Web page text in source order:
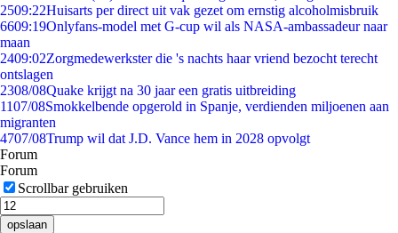
2509:22Huisarts per direct uit vak gezet om ernstig alcoholmisbruik
6609:19Onlyfans-model met G-cup wil als NASA-ambassadeur naar
maan
2409:02Zorgmedewerkster die 's nachts haar vriend bezocht terecht
ontslagen
2308/08Quake krijgt na 30 jaar een gratis uitbreiding
1107/08Smokkelbende opgerold in Spanje, verdienden miljoenen aan
migranten
4707/08Trump wil dat J.D. Vance hem in 2028 opvolgt
Forum
Forum
Scrollbar gebruiken
opslaan